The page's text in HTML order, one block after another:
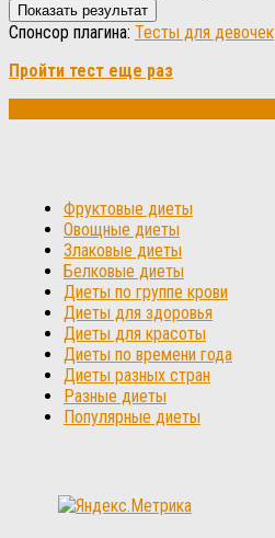
Спонсор плагина: Тесты для девочек
Пройти тест еще раз
Фруктовые диеты
Овощные диеты
Злаковые диеты
Белковые диеты
Диеты по группе крови
Диеты для здоровья
Диеты для красоты
Диеты по времени года
Диеты разных стран
Разные диеты
Популярные диеты